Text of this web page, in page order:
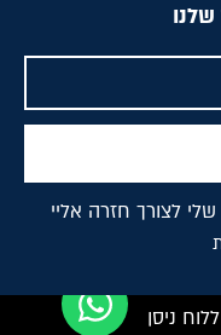
שלנו
לצורך חזרה אליי
ניסן